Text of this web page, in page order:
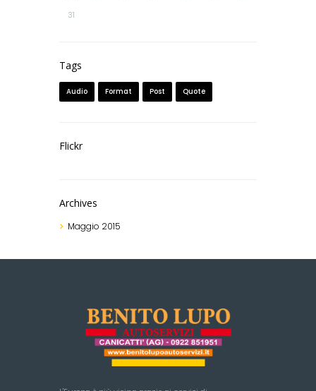
31
Tags
Audio Format Post Quote
Flickr
Archives
Maggio 2015